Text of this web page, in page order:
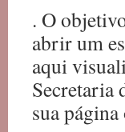
. O
abrir um
aqui
Secretaria
sua